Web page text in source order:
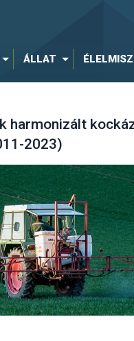
ÁLLAT
harmonizált
2023)